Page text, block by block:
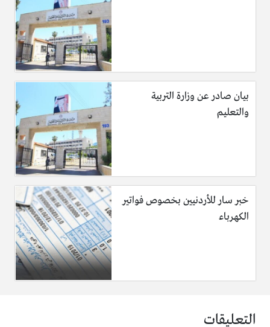
بيان صادر عن وزارة التربية
والتعليم
خبر سار للأردنيين بخصوص فواتير
الكهرباء
التعليقات